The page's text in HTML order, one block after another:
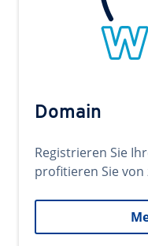
Domain
Registrieren Sie
profitieren Sie von